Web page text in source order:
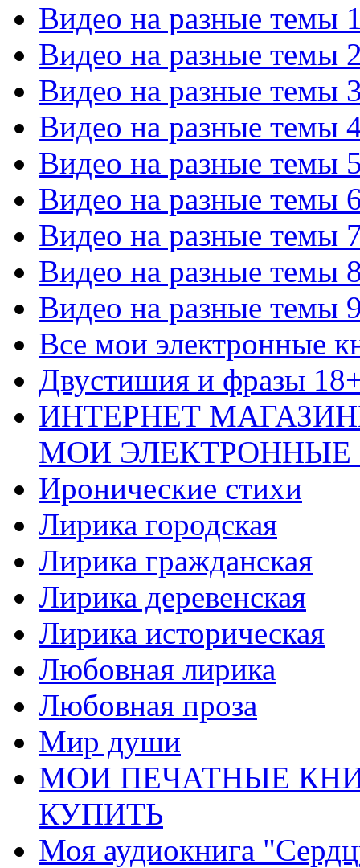
Видео на разные темы
Видео на разные темы
Видео на разные темы
Видео на разные темы
Видео на разные темы
Видео на разные темы
Видео на разные темы
Видео на разные темы
Видео на разные темы
Все мои электронные
Двустишия и фразы
ИНТЕРНЕТ
МОИ ЭЛЕКТРОННЫЕ
Иронические стихи
Лирика городская
Лирика гражданская
Лирика деревенская
Лирика историческая
Любовная лирика
Любовная проза
Мир души
МОИ ПЕЧАТНЫЕ
КУПИТЬ
Моя аудиокнига